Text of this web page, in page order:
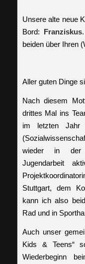
Unsere alte neue
Bord: Franziskus
beiden über Ihren
Aller guten Dinge
Nach diesem
drittes Mal ins
im letzten Jahr
wieder in der
Jugendarbeit
Stuttgart, dem
kann ich also
Rad und in
Auch unser
Kids & Teens“
Wiederbeginn